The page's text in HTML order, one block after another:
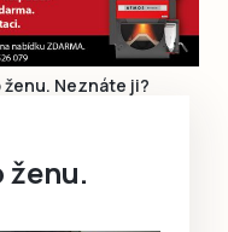
Čtenáři píší
Speciální přílohy
Inzerce
Neznáte ji?